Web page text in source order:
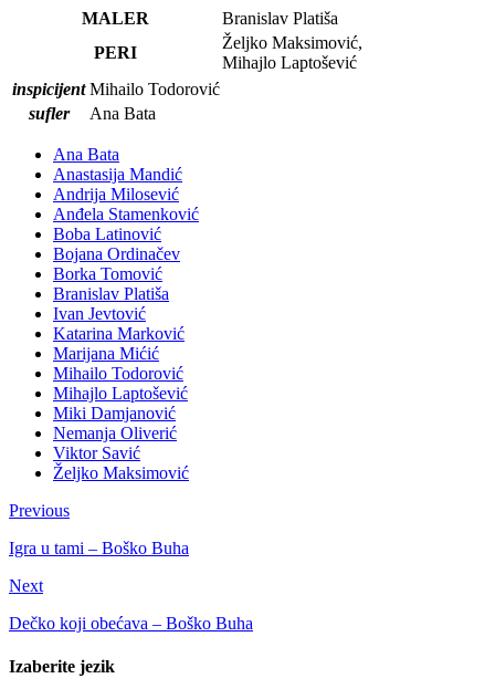
MALER
Branislav Platiša
PERI
Željko Maksimović,
Mihajlo Laptošević
inspicijent Mihailo Todorović
sufler
Ana Bata
Ana Bata
Anastasija Mandić
Andrija Milosević
Anđela Stamenković
Boba Latinović
Bojana Ordinačev
Borka Tomović
Branislav Platiša
Ivan Jevtović
Katarina Marković
Marijana Mićić
Mihailo Todorović
Mihajlo Laptošević
Miki Damjanović
Nemanja Oliverić
Viktor Savić
Željko Maksimović
Previous
Igra u tami – Boško Buha
Next
Dečko koji obećava – Boško Buha
Izaberite jezik